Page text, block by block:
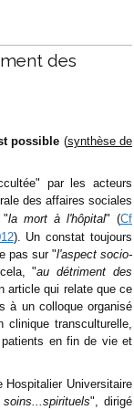
des
possible (synthèse de
par les acteurs
des affaires sociales
"la mort à l'hôpital" (Cf
). Un constat toujours
pas sur "l'aspect socio-
"au détriment des
article qui relate que ce
à un colloque organisé
clinique transculturelle,
en fin de vie et
Hospitalier Universitaire
", dirigé